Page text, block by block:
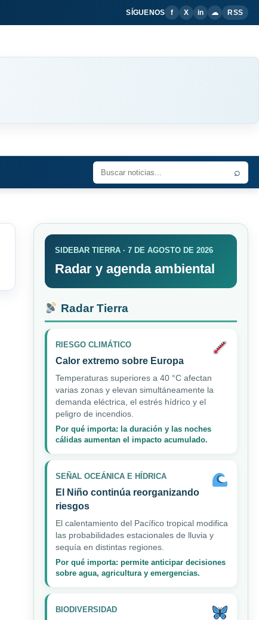
SÍGUENOS f X in ☁ RSS
⌕
SIDEBAR TIERRA · 7 DE AGOSTO DE 2026
Radar y agenda ambiental
Radar Tierra
RIESGO CLIMÁTICO
Calor extremo sobre Europa
Temperaturas superiores a 40 °C afectan
varias zonas y elevan simultáneamente la
demanda eléctrica, el estrés hídrico y el
peligro de incendios.
Por qué importa: la duración y las noches
cálidas aumentan el impacto acumulado.
SEÑAL OCEÁNICA E HÍDRICA
El Niño continúa reorganizando
riesgos
El calentamiento del Pacífico tropical modifica
las probabilidades estacionales de lluvia y
sequía en distintas regiones.
Por qué importa: permite anticipar decisiones
sobre agua, agricultura y emergencias.
BIODIVERSIDAD